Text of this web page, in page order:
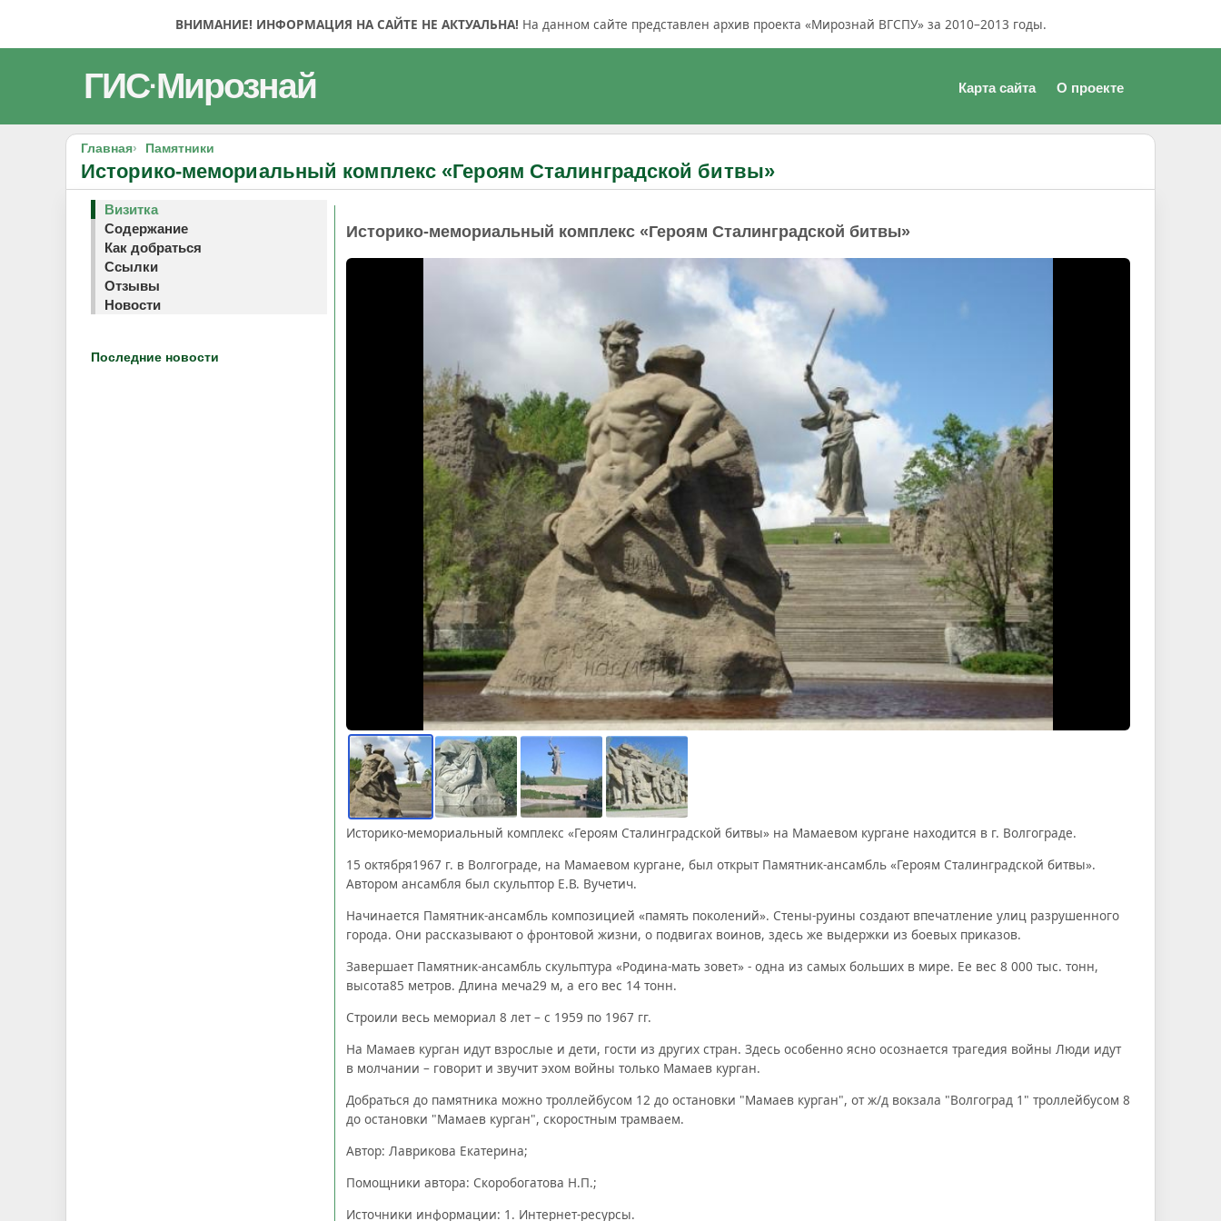
ВНИМАНИЕ! ИНФОРМАЦИЯ НА САЙТЕ НЕ АКТУАЛЬНА! На данном сайте представлен архив проекта «Мирознай ВГСПУ» за 2010–2013 годы.
ГИС·Мирознай Карта сайта О проекте
Главная Памятники
Историко-мемориальный комплекс «Героям Сталинградской битвы»
Визитка
Содержание
Как добраться
Ссылки
Отзывы
Новости
Последние новости
Историко-мемориальный комплекс «Героям Сталинградской битвы»
Историко-мемориальный комплекс «Героям Сталинградской битвы» на Мамаевом кургане находится в г. Волгограде.
15 октября1967 г. в Волгограде, на Мамаевом кургане, был открыт Памятник-ансамбль «Героям Сталинградской битвы».
Автором ансамбля был скульптор Е.В. Вучетич.
Начинается Памятник-ансамбль композицией «память поколений». Стены-руины создают впечатление улиц разрушенного
города. Они рассказывают о фронтовой жизни, о подвигах воинов, здесь же выдержки из боевых приказов.
Завершает Памятник-ансамбль скульптура «Родина-мать зовет» - одна из самых больших в мире. Ее вес 8 000 тыс. тонн,
высота85 метров. Длина меча29 м, а его вес 14 тонн.
Строили весь мемориал 8 лет – с 1959 по 1967 гг.
На Мамаев курган идут взрослые и дети, гости из других стран. Здесь особенно ясно осознается трагедия войны Люди идут
в молчании – говорит и звучит эхом войны только Мамаев курган.
Добраться до памятника можно троллейбусом 12 до остановки "Мамаев курган", от ж/д вокзала "Волгоград 1" троллейбусом 8
до остановки "Мамаев курган", скоростным трамваем.
Автор: Лаврикова Екатерина;
Помощники автора: Скоробогатова Н.П.;
Источники информации: 1. Интернет-ресурсы.